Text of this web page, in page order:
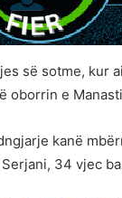
së sotme, kur
oborrin e
kanë
34 vjec